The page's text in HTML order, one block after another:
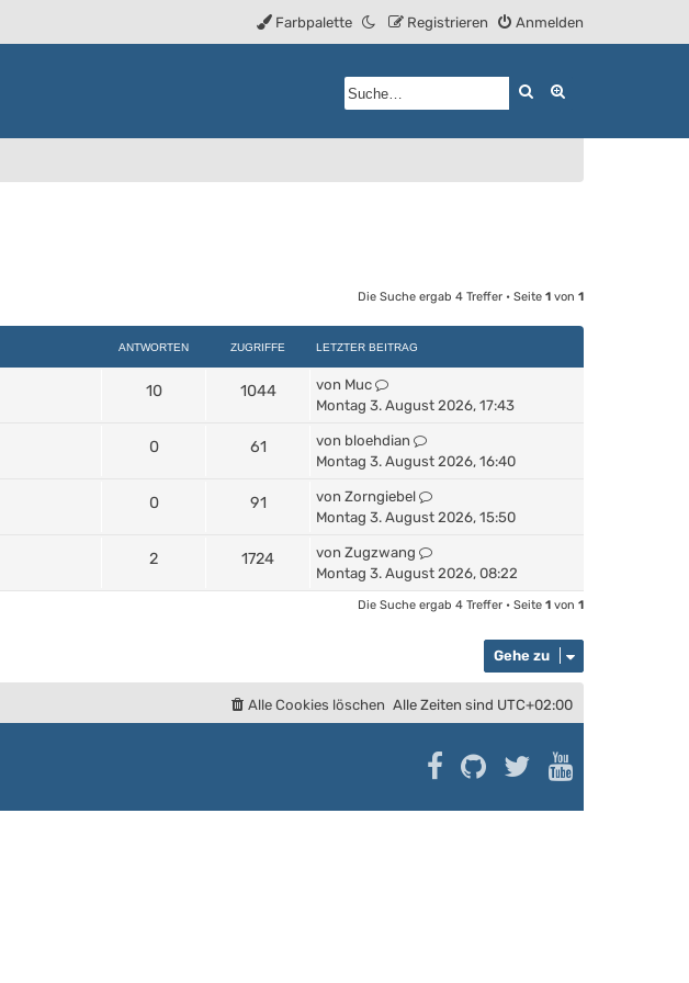
Anmelden
Registrieren
Farbpalette
Suche
Die Suche ergab 4 Treffer • Seite 1 von 1
ANTWORTEN ZUGRIFFE LETZTER BEITRAG
10 1044 von Muc
Montag 3. August 2026, 17:43
0 61 von bloehdian
Montag 3. August 2026, 16:40
0 91 von Zorngiebel
Montag 3. August 2026, 15:50
2 1724 von Zugzwang
Montag 3. August 2026, 08:22
Die Suche ergab 4 Treffer • Seite 1 von 1
Gehe zu
Alle Zeiten sind UTC+02:00
Alle Cookies löschen